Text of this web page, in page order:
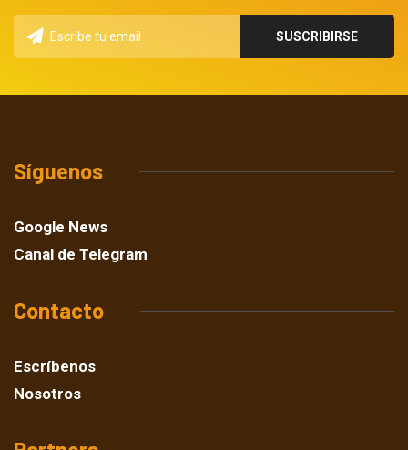
Síguenos
Google News
Canal de Telegram
Contacto
Escríbenos
Nosotros